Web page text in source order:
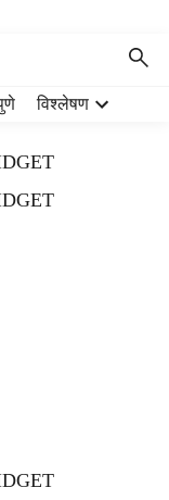
विश्लेषण